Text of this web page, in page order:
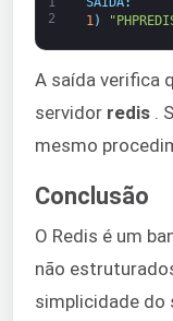
2
1)
A saída verifica
servidor redis .
mesmo
Conclusão
O Redis é um
não
simplicidade do